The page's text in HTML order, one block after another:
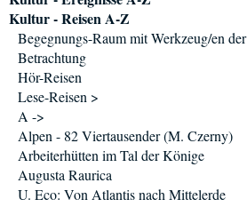
Kultur - Reisen A-Z
Begegnungs-Raum mit Werkzeug/en der
Betrachtung
Hör-Reisen
Lese-Reisen >
A ->
Alpen - 82 Viertausender (M. Czerny)
Arbeiterhütten im Tal der Könige
Augusta Raurica
U. Eco: Von Atlantis nach Mittelerde